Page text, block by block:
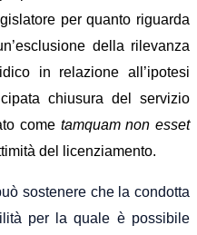
per quanto riguarda
della rilevanza
in relazione all’ipotesi
chiusura del servizio
come tamquam non esset
del licenziamento.
sostenere che la condotta
per la quale è possibile